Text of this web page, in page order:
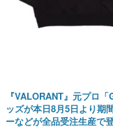
『VALORANT』元プロ
ッズが本日8月5日より期
ーなどが全品受注生産で